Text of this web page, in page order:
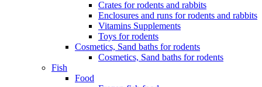
Сrates for rodents and rabbits
Enclosures and runs for rodents and rabbits
Vitamins Supplements
Toys for rodents
Cosmetics, Sand baths for rodents
Cosmetics, Sand baths for rodents
Fish
Food